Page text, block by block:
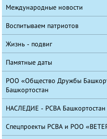
Международные новости
Воспитываем патриотов
Жизнь - подвиг
Памятные даты
РОО «Общество Дружбы
Башкортостан
НАСЛЕДИЕ - РСВА Башкортостан
Спецпроекты РСВА и РОО